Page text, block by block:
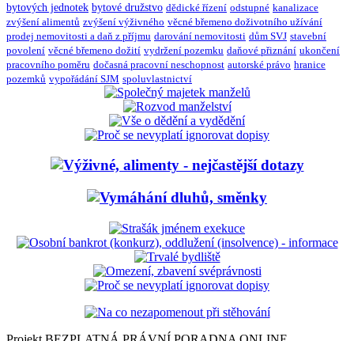
bytových jednotek bytové družstvo dědické řízení odstupné kanalizace
zvýšení alimentů zvýšení výživného věcné břemeno doživotního užívání
prodej nemovitosti a daň z příjmu darování nemovitosti dům SVJ stavební
povolení věcné břemeno dožití vydržení pozemku daňové přiznání ukončení
pracovního poměru dočasná pracovní neschopnost autorské právo hranice
pozemků vypořádání SJM spoluvlastnictví